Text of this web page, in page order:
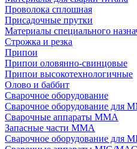
Проволока сплошная
Присадочные прутки
Материалы специального
Строжка и резка
Припои
Припои оловянно-свинцовые
Припои высокотехнологичные
Олово и баббит
Сварочное оборудование
Сварочное оборудование для
Сварочные аппараты MMA
Запасные части MMA
Сварочное оборудование для